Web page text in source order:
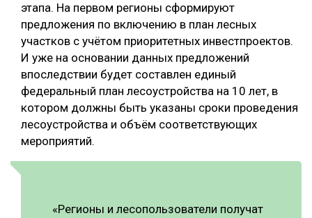
ЛЕСОПИЛЕНИЕ
ДЕРЕВЯННОЕ ДОМОСТРОЕНИЕ
БЕЗОПАСНОЕ ПРОИЗВОДСТВО
СОРТИРОВКА ДРЕВЕСИНЫ
СУШКА ДРЕВЕСИНЫ
МЕБЕЛЬНОЕ ПРОИЗВОДСТВО
этапа. На первом регионы сформируют
предложения по включению в план лесных
участков с учётом приоритетных инвестпроектов.
И уже на основании данных предложений
впоследствии будет составлен единый
федеральный план лесоустройства на 10 лет, в
котором должны быть указаны сроки проведения
лесоустройства и объём соответствующих
мероприятий.
«Регионы и лесопользователи получат